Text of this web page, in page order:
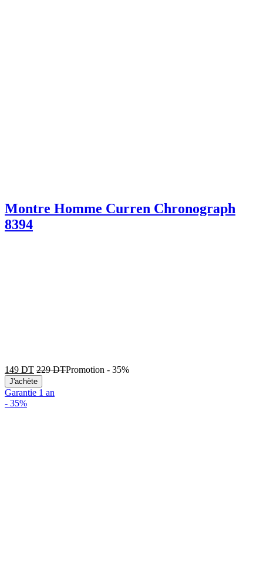
Montre Homme Curren Chronograph
8394
149 DT 229DTPromotion - 35%
J'achète
Garantie 1 an
- 35%